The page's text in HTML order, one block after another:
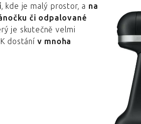
, kde je malý prostor, a na
či odpalované
je skutečně velmi
dostání v mnoha